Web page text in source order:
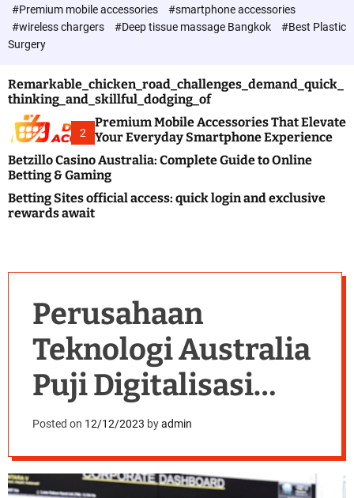
c
l
o
#Premium mobile accessories
#smartphone accessories
#wireless chargers
#Deep tissue massage Bangkok
#Best Plastic
Surgery
Remarkable_chicken_road_challenges_demand_quick_
thinking_and_skillful_dodging_of
2
Premium Mobile Accessories That Elevate
Your Everyday Smartphone Experience
Betzillo Casino Australia: Complete Guide to Online
Betting & Gaming
Betting Sites official access: quick login and exclusive
rewards await
Perusahaan
Teknologi Australia
Puji Digitalisasi
PalmCo Regional 3
Posted on 12/12/2023 byadmin